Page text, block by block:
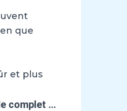
que
et plus
complet …